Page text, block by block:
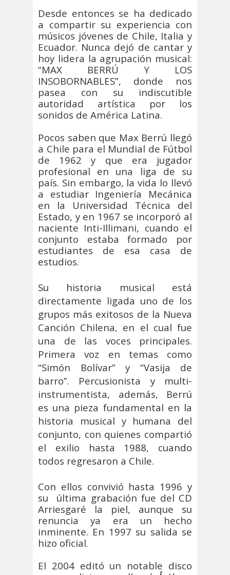
O
o
Abraham
Santibañez
Abrazo
s
abuso
s
abusos
laborales
Academia de Humanismo
Cristiano
activismo
digital
actos de
violencia
paz
Acuerdo por la Paz y
Nueva
Acuerdo por la Paz y Nueva
Constitución
ADN
mayores
Afganistá
n
AFUCA
P
agresió
n
agresión
periodistas
agresion
prensa
Alberto Gato
Alcaldía Ciudadana de
Valparaíso
Riveros
Navarro
Alejandro
Torres
Alto Comisionado de ONU
para los DDHH
Álvaro
Elizalde
Alvaro
Ortiz
Aminátegui
Amnistía
Andrés
Oppenheimer
ANEF
ANEF
Tarapacá
ANID
aniversar
io
Aniversario
65
ta
Desde entonces se ha dedicado
a compartir su experiencia con
músicos jóvenes de Chile, Italia y
Ecuador. Nunca dejó de cantar y
hoy lidera la agrupación musical:
“MAX BERRÚ Y LOS
INSOBORNABLES”, donde nos
pasea con su indiscutible
autoridad artística por los
sonidos de América Latina.
Pocos saben que Max Berrú llegó
a Chile para el Mundial de Fútbol
de 1962 y que era jugador
profesional en una liga de su
país. Sin embargo, la vida lo llevó
a estudiar Ingeniería Mecánica
en la Universidad Técnica del
Estado, y en 1967 se incorporó al
naciente Inti-Illimani, cuando el
conjunto estaba formado por
estudiantes de esa casa de
estudios.
Su historia musical está
directamente ligada uno de los
grupos más exitosos de la Nueva
Canción Chilena, en el cual fue
una de las voces principales.
Primera voz en temas como
“Simón Bolívar” y “Vasija de
barro”. Percusionista y multi-
instrumentista, además, Berrú
es una pieza fundamental en la
historia musical y humana del
conjunto, con quienes compartió
el exilio hasta 1988, cuando
todos regresaron a Chile.
Con ellos convivió hasta 1996 y
su
última grabación fue del CD
Arriesgaré la piel, aunque su
renuncia ya era un hecho
inminente. En 1997 su salida se
hizo oficial.
El 2004 editó un notable disco